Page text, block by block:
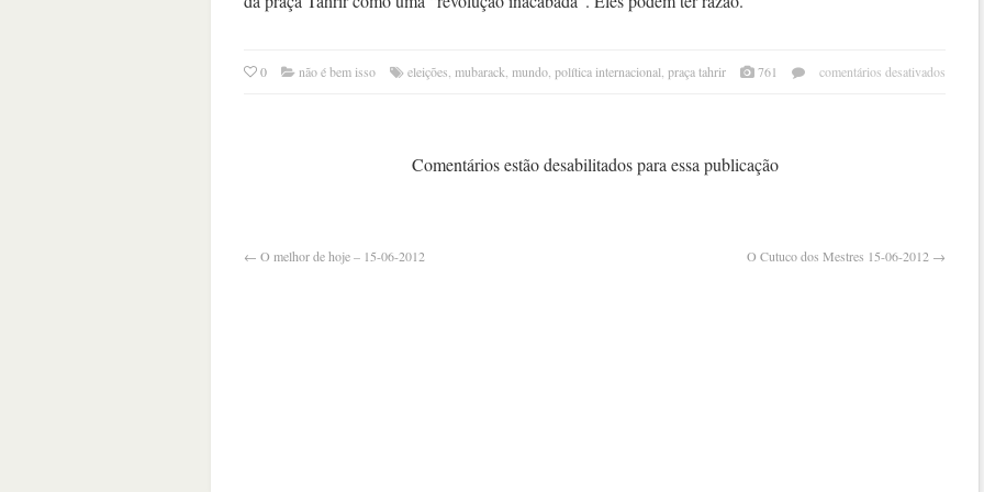
0 não é bem isso eleições mubarack mundo política internacional praça tahrir 761 comentários desativados
Comentários estão desabilitados para essa publicação
← O melhor de hoje – 15-06-2012 O Cutuco dos Mestres 15-06-2012 →